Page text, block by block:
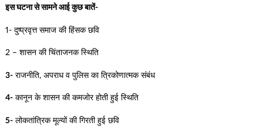
इस घटना से सामने आई कुछ बातें-
1- दुष्प्रवृत्त समाज की हिंसक छवि
2 – शासन की चिंताजनक स्थिति
3-राजनीति, अपराध व पुलिस का त्रिकोणात्मक संबंध
4-कानून के शासन की कमजोर होती हुई स्थिति
5-लोकतांत्रिक मूल्यों की गिरती हुई छवि